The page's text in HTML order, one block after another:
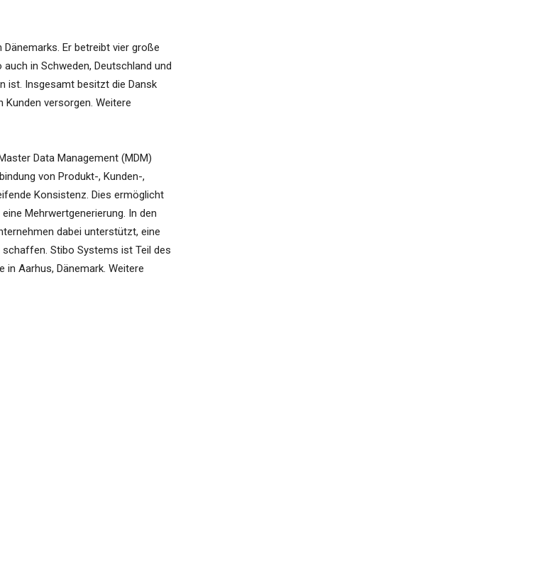
Er betreibt vier große
in Schweden, Deutschland und
ist. Insgesamt besitzt die Dansk
Kunden versorgen. Weitere
Data Management (MDM)
von Produkt-, Kunden-,
Konsistenz. Dies ermöglicht
Mehrwertgenerierung. In den
dabei unterstützt, eine
Stibo Systems ist Teil des
Aarhus, Dänemark. Weitere